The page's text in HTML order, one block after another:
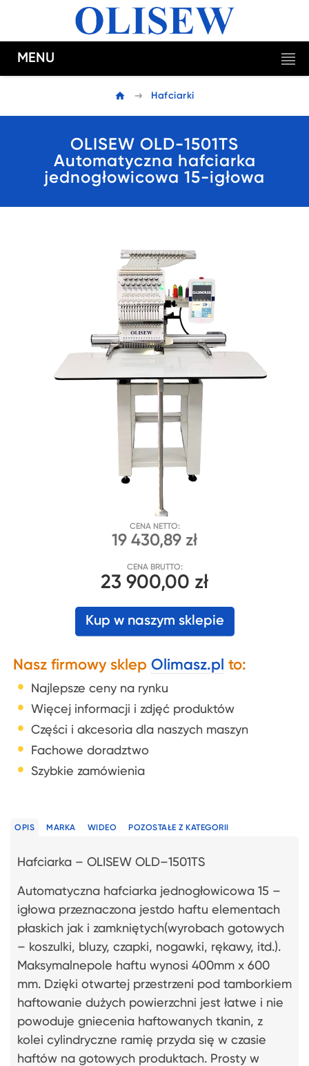
MENU
Hafciarki
OLISEW OLD-1501TS
Automatyczna hafciarka
jednogłowicowa 15-igłowa
CENA NETTO:
19 430,89 zł
CENA BRUTTO:
23 900,00 zł
Kup w naszym sklepie
Nasz firmowy sklep Olimasz.pl to:
Najlepsze ceny na rynku
Więcej informacji i zdjęć produktów
Części i akcesoria dla naszych maszyn
Fachowe doradztwo
Szybkie zamówienia
OPIS MARKA WIDEO POZOSTAŁE Z KATEGORII
Hafciarka – OLISEW OLD–1501TS
Automatyczna hafciarka jednogłowicowa 15 –
igłowa przeznaczona jestdo haftu elementach
płaskich jak i zamkniętych(wyrobach gotowych
– koszulki, bluzy, czapki, nogawki, rękawy, itd.).
Maksymalnepole haftu wynosi 400mm x 600
mm. Dzięki otwartej przestrzeni pod tamborkiem
haftowanie dużych powierzchni jest łatwe i nie
powoduje gniecenia haftowanych tkanin, z
kolei cylindryczne ramię przyda się w czasie
haftów na gotowych produktach. Prosty w